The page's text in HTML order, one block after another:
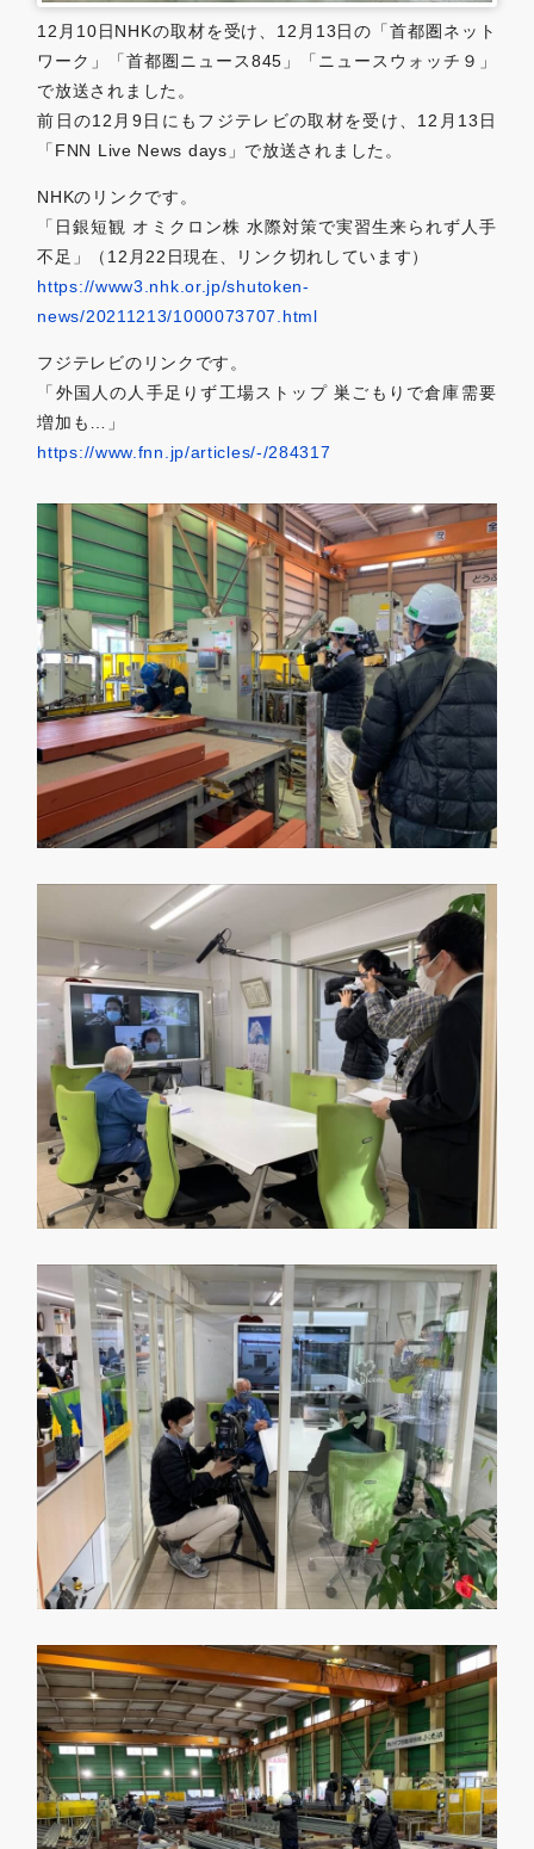
12月10日NHKの取材を受け、12月13日の「首都圏ネット
ワーク」「首都圏ニュース845」「ニュースウォッチ９」
で放送されました。
前日の12月9日にもフジテレビの取材を受け、12月13日
「FNN Live News days」で放送されました。
NHKのリンクです。
「日銀短観 オミクロン株 水際対策で実習生来られず人手
不足」（12月22日現在、リンク切れしています）
https://www3.nhk.or.jp/shutoken-
news/20211213/1000073707.html
フジテレビのリンクです。
「外国人の人手足りず工場ストップ 巣ごもりで倉庫需要
増加も…」
https://www.fnn.jp/articles/-/284317